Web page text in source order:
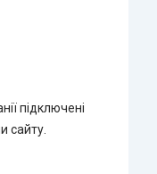
підключені
сайту.